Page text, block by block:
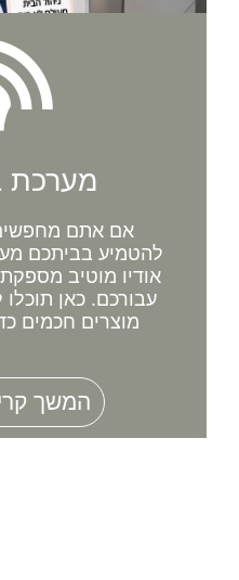
מערכת
אם אתם
להטמיע בביתכם
אודיו מוטיב
עבורכם. כאן
מוצרים חכמים
המשך